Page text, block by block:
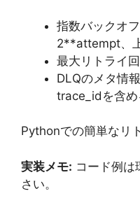
指数バックオ
2**attempt、
最大リトライ
DLQのメタ情
trace_idを含め
Pythonでの簡単なリ
実装メモ: コード例は
さい。